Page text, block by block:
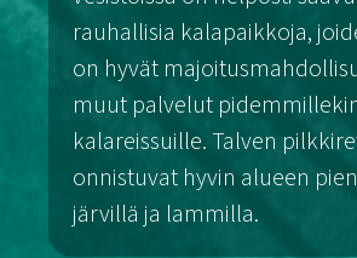
rauhallisia kalapaikkoja,
on hyvät
muut palvelut
kalareissuille. Talven
onnistuvat hyvin alueen
järvillä ja lammilla.